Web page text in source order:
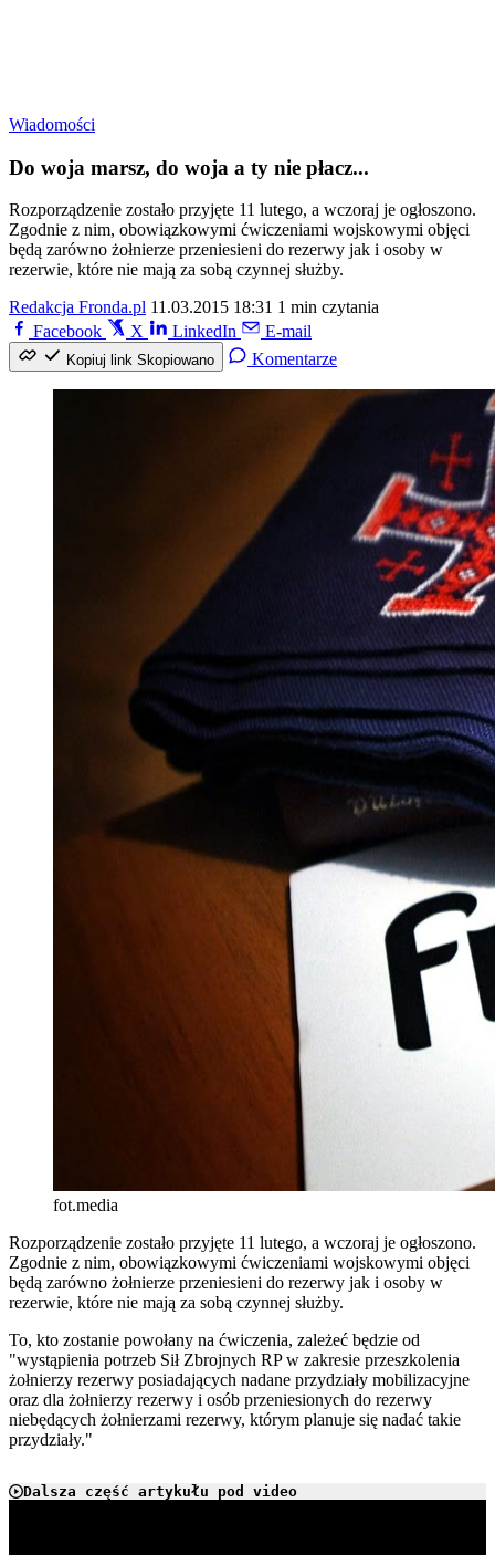
Wiadomości
Do woja marsz, do woja a ty nie płacz...
Rozporządzenie zostało przyjęte 11 lutego, a wczoraj je ogłoszono.
Zgodnie z nim, obowiązkowymi ćwiczeniami wojskowymi objęci
będą zarówno żołnierze przeniesieni do rezerwy jak i osoby w
rezerwie, które nie mają za sobą czynnej służby.
Redakcja Fronda.pl 11.03.2015 18:31 1 min czytania
Facebook
X LinkedIn E-mail
Kopiuj link Skopiowano Komentarze
fot.media
Rozporządzenie zostało przyjęte 11 lutego, a wczoraj je ogłoszono.
Zgodnie z nim, obowiązkowymi ćwiczeniami wojskowymi objęci
będą zarówno żołnierze przeniesieni do rezerwy jak i osoby w
rezerwie, które nie mają za sobą czynnej służby.
To, kto zostanie powołany na ćwiczenia, zależeć będzie od
"wystąpienia potrzeb Sił Zbrojnych RP w zakresie przeszkolenia
żołnierzy rezerwy posiadających nadane przydziały mobilizacyjne
oraz dla żołnierzy rezerwy i osób przeniesionych do rezerwy
niebędących żołnierzami rezerwy, którym planuje się nadać takie
przydziały."
Dalsza część artykułu pod video